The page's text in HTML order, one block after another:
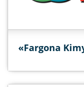
«Fargona